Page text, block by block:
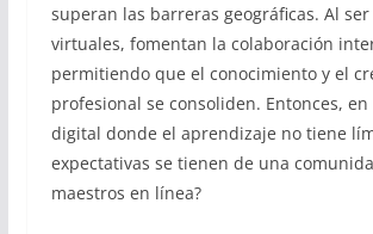
superan las barreras geográficas. Al
virtuales, fomentan la colaboración
permitiendo que el conocimiento y el
profesional se consoliden. Entonces,
digital donde el aprendizaje no tiene
expectativas se tienen de una
maestros en línea?